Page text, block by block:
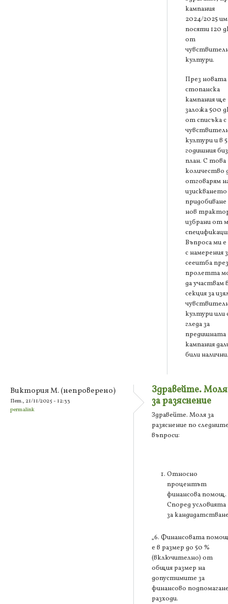
кампания
2024/2025
посяти 120
от
култури.
През новата
стопанска
кампания ще
заложа 500
от списъка с
култури и в 5
годишния
план. С това
количество
отговарям
изискването
придобиване
нов
избрани от
Въпроса ми е
с намерения
сееитба през
пролетта
да участвам
секция за
култури или
гледа за
предишната
кампания
били налични.
Виктория М. (непроверено)
Пет., 21/11/2025 - 12:33
permalink
Здравейте. Моля
за разяснение
Здравейте. Моля за
разяснение по
въпроси:
Относно
процентът
финансова помощ.
Според условията
за
„6. Финансовата
е в размер до 50 %
(включително) от
общия размер на
допустимите за
финансово
разходи.